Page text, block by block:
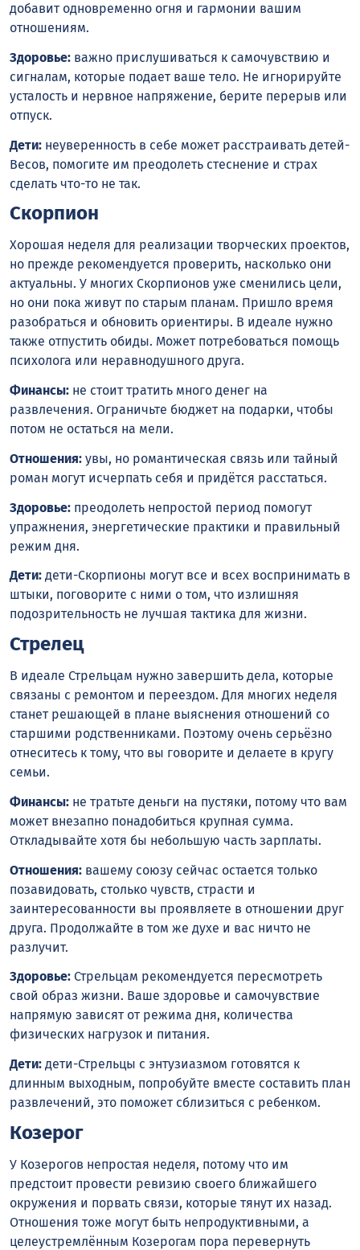
добавит одновременно огня и гармонии вашим
отношениям.
Здоровье: важно прислушиваться к самочувствию и
сигналам, которые подает ваше тело. Не игнорируйте
усталость и нервное напряжение, берите перерыв или
отпуск.
Дети: неуверенность в себе может расстраивать детей-
Весов, помогите им преодолеть стеснение и страх
сделать что-то не так.
Скорпион
Хорошая неделя для реализации творческих проектов,
но прежде рекомендуется проверить, насколько они
актуальны. У многих Скорпионов уже сменились цели,
но они пока живут по старым планам. Пришло время
разобраться и обновить ориентиры. В идеале нужно
также отпустить обиды. Может потребоваться помощь
психолога или неравнодушного друга.
Финансы: не стоит тратить много денег на
развлечения. Ограничьте бюджет на подарки, чтобы
потом не остаться на мели.
Отношения: увы, но романтическая связь или тайный
роман могут исчерпать себя и придётся расстаться.
Здоровье: преодолеть непростой период помогут
упражнения, энергетические практики и правильный
режим дня.
Дети: дети-Скорпионы могут все и всех воспринимать в
штыки, поговорите с ними о том, что излишняя
подозрительность не лучшая тактика для жизни.
Стрелец
В идеале Стрельцам нужно завершить дела, которые
связаны с ремонтом и переездом. Для многих неделя
станет решающей в плане выяснения отношений со
старшими родственниками. Поэтому очень серьёзно
отнеситесь к тому, что вы говорите и делаете в кругу
семьи.
Финансы: не тратьте деньги на пустяки, потому что вам
может внезапно понадобиться крупная сумма.
Откладывайте хотя бы небольшую часть зарплаты.
Отношения: вашему союзу сейчас остается только
позавидовать, столько чувств, страсти и
заинтересованности вы проявляете в отношении друг
друга. Продолжайте в том же духе и вас ничто не
разлучит.
Здоровье: Стрельцам рекомендуется пересмотреть
свой образ жизни. Ваше здоровье и самочувствие
напрямую зависят от режима дня, количества
физических нагрузок и питания.
Дети: дети-Стрельцы с энтузиазмом готовятся к
длинным выходным, попробуйте вместе составить план
развлечений, это поможет сблизиться с ребенком.
Козерог
У Козерогов непростая неделя, потому что им
предстоит провести ревизию своего ближайшего
окружения и порвать связи, которые тянут их назад.
Отношения тоже могут быть непродуктивными, а
целеустремлённым Козерогам пора перевернуть